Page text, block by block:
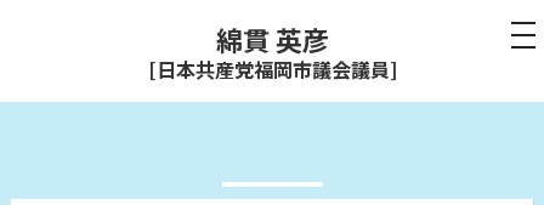
綿貫 英彦
[日本共産党福岡市議会議員]